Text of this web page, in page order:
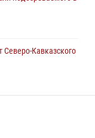
Кавказского